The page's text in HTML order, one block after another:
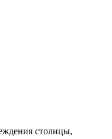
столицы,